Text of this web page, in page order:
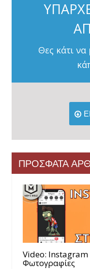
Θες κάτι να
ΠΡΟΣΦΑΤΑ
Video: Instagram
Φωτογραφίες